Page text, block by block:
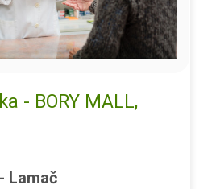
- BORY MALL,
Lamač